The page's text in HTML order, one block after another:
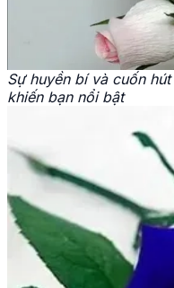
Sự huyền bí và cuốn
khiến bạn nổi bật